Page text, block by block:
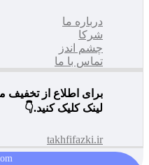
درباره ما
شرکا
چشم اندز
تماس با ما
برای اطلاع از تخفیف
لینک کلیک کنید.👇
takhfifazki.ir